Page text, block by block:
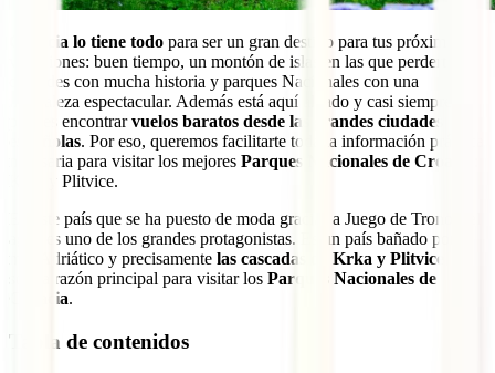
Croacia lo tiene todo para ser un gran destino para tus próximas
vacaciones: buen tiempo, un montón de islas en las que perderte,
ciudades con mucha historia y parques Nacionales con una
naturaleza espectacular. Además está aquí al lado y casi siempre
puedes encontrarvuelos baratos desde las grandes ciudades
españolas. Por eso, queremos facilitarte toda la información práctica
necesaria para visitar los mejores Parques Nacionales de Croacia
Krka y Plitvice.
En este país que se ha puesto de moda gracias a Juego de Tronos, el
agua es uno de los grandes protagonistas. Es un país bañado por el
mar Adriático y precisamente las cascadas de Krka y Plitvice
son la razón principal para visitar los Parques Nacionales de
Croacia.
Tabla de contenidos